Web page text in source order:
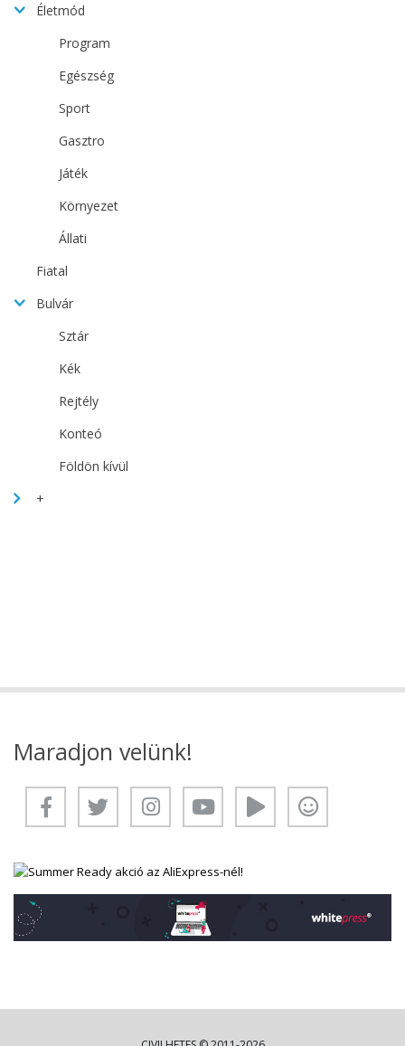
Életmód
Program
Egészség
Sport
Gasztro
Játék
Környezet
Állati
Fiatal
Bulvár
Sztár
Kék
Rejtély
Konteó
Földön kívül
+
Maradjon velünk!